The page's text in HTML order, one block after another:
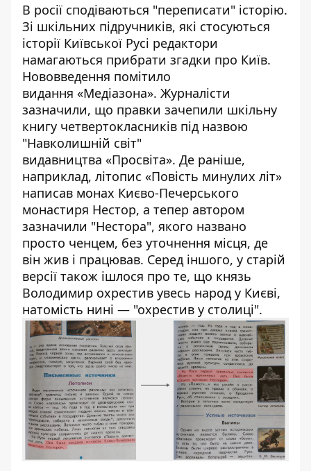
В росії сподіваються "переписати" історію.
Зі шкільних підручників, які стосуються
історії Київської Русі редактори
намагаються прибрати згадки про Київ.
Нововведення помітило
видання «Медіазона». Журналісти
зазначили, що правки зачепили шкільну
книгу четвертокласників під назвою
"Навколишній світ"
видавництва «Просвіта». Де раніше,
наприклад, літопис «Повість минулих літ»
написав монах Києво-Печерського
монастиря Нестор, а тепер автором
зазначили "Нестора", якого названо
просто ченцем, без уточнення місця, де
він жив і працював. Серед іншого, у старій
версії також ішлося про те, що князь
Володимир охрестив увесь народ у Києві,
натомість нині — "охрестив у столиці".